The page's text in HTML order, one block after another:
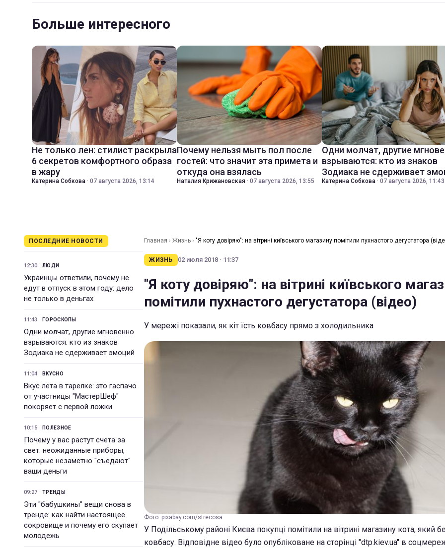
Больше интересного
Не только лен: стилист раскрыла
6 секретов комфортного образа
в жару
Катерина Собкова · 07 августа 2026, 13:14
Почему нельзя мыть пол после
гостей: что значит эта примета и
откуда она взялась
Наталия Крижановская · 07 августа 2026, 13:55
Одни молчат, другие
взрываются: кто из знаков
Зодиака не сдерживает
Катерина Собкова · 07 августа 2026, 11:43
ПОСЛЕДНИЕ НОВОСТИ
12:30 ЛЮДИ
Украинцы ответили, почему не
едут в отпуск в этом году: дело
не только в деньгах
11:43 ГОРОСКОПЫ
Одни молчат, другие мгновенно
взрываются: кто из знаков
Зодиака не сдерживает эмоций
11:04 ВКУСНО
Вкус лета в тарелке: это гаспачо
от участницы "МастерШеф"
покоряет с первой ложки
10:15 ПОЛЕЗНОЕ
Почему у вас растут счета за
свет: неожиданные приборы,
которые незаметно "съедают"
ваши деньги
09:27 ТРЕНДЫ
Эти "бабушкины" вещи снова в
тренде: как найти настоящее
сокровище и почему его скупает
молодежь
Главная › Жизнь › "Я коту довіряю": на вітрині київського магазину помітили пухнастого дегустатора
ЖИЗНЬ 02 июля 2018 · 11:37
"Я коту довіряю": на вітрині київського
помітили пухнастого дегустатора (відео)
У мережі показали, як кіт їсть ковбасу прямо з холодильника
Фото: pixabay.com/strecosa
У Подільському районі Києва покупці помітили на вітрині магазину кота, який
ковбасу. Відповідне відео було опубліковане на сторінці "dtp.kiev.ua" в